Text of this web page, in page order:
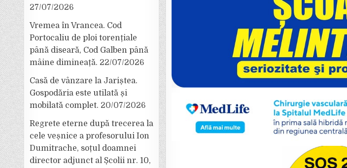
27/07/2026
Vremea în Vrancea. Cod
Portocaliu de ploi torențiale
până diseară, Cod Galben până
mâine dimineață. 22/07/2026
Casă de vânzare la Jariștea.
Gospodăria este utilată și
mobilată complet. 20/07/2026
Regrete eterne după trecerea la
cele veșnice a profesorului Ion
Dumitrache, soțul doamnei
director adjunct al Școlii nr. 10,